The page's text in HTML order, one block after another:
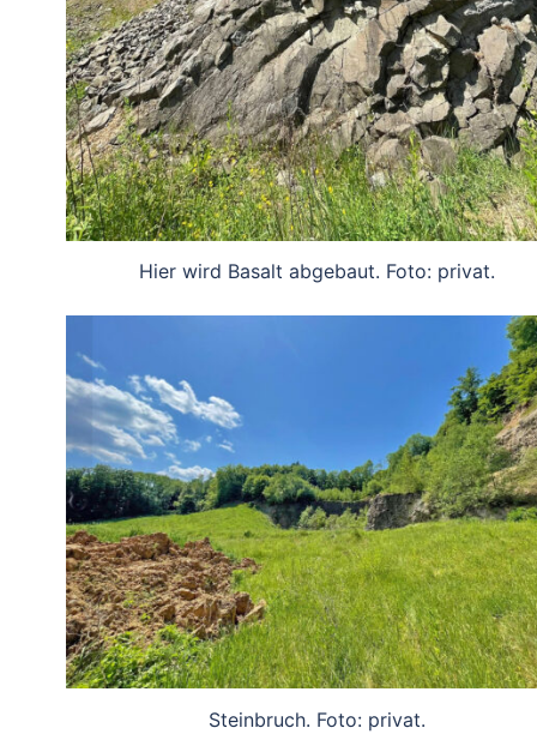
Hier wird Basalt abgebaut. Foto: privat.
Steinbruch. Foto: privat.